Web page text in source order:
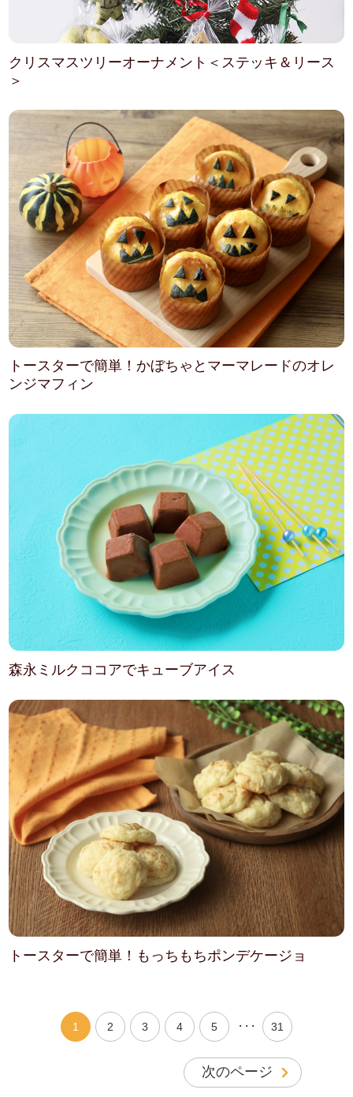
クリスマスツリーオーナメント＜ステッキ＆リース
＞
トースターで簡単！かぼちゃとマーマレードのオレ
ンジマフィン
森永ミルクココアでキューブアイス
トースターで簡単！もっちもちポンデケージョ
1 2 3 4 5 ・・・ 31
次のページ